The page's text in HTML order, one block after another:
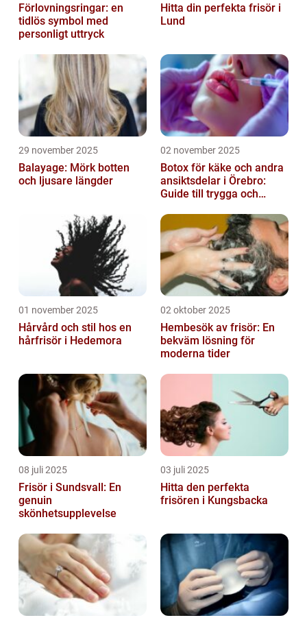
Förlovningsringar: en
tidlös symbol med
personligt uttryck
Hitta din perfekta frisör i
Lund
29 november 2025
Balayage: Mörk botten
och ljusare längder
02 november 2025
Botox för käke och andra
ansiktsdelar i Örebro:
Guide till trygga och
01 november 2025
Hårvård och stil hos en
hårfrisör i Hedemora
02 oktober 2025
Hembesök av frisör: En
bekväm lösning för
moderna tider
08 juli 2025
Frisör i Sundsvall: En
genuin
skönhetsupplevelse
03 juli 2025
Hitta den perfekta
frisören i Kungsbacka